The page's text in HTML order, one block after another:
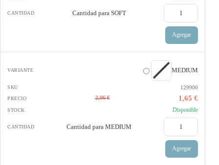
Cantidad para SOFT
Agregar
MEDIUM
129900
2,06 €
1,65 €
Disponible
Cantidad para MEDIUM
Agregar